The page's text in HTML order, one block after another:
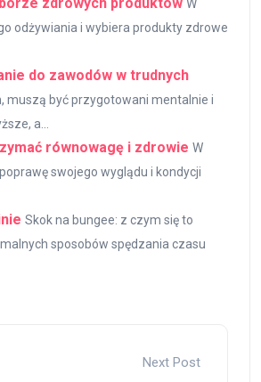
W
odżywiania i wybiera produkty zdrowe
do zawodów w trudnych
muszą być przygotowani mentalnie i
a...
równowagę i zdrowie W
swojego wyglądu i kondycji
Skok na bungee: z czym się to
sposobów spędzania czasu
Next Post